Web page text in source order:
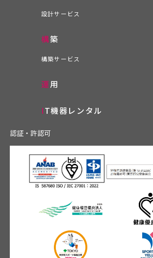
設計サービス
構築
構築サービス
運用
IT機器レンタル
認証・許認可